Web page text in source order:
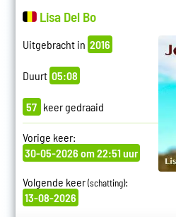
Lisa Del Bo
Uitgebracht in 2016
Duurt 05:08
57 keer gedraaid
Vorige keer:
30-05-2026 om 22:51 uur
Volgende keer(schatting):
13-08-2026